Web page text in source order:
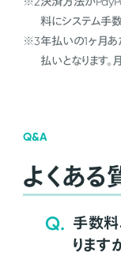
料にシステム手
※3年払いの1ヶ月あ
払いとなります。
Q&A
よくある
Q. 手数
ります